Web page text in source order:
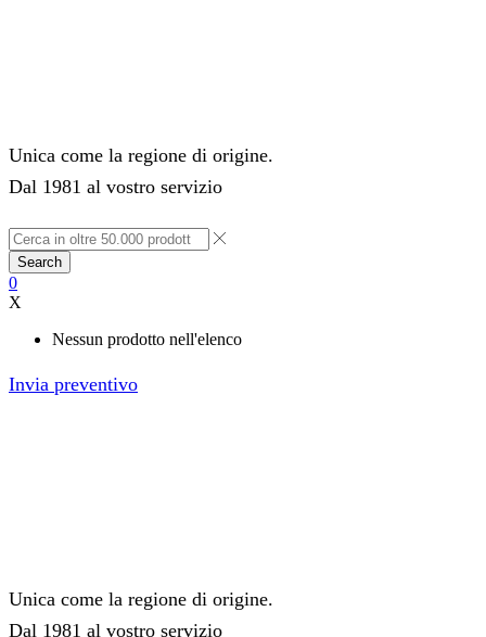
Unica come la regione di origine.
Dal 1981 al vostro servizio
Search
0
X
Nessun prodotto nell'elenco
Invia preventivo
Unica come la regione di origine.
Dal 1981 al vostro servizio